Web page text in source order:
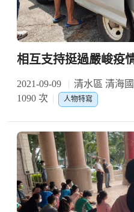
相互支持挺過嚴峻疫
2021-09-09 清水區 清海
1090 次
人物特寫